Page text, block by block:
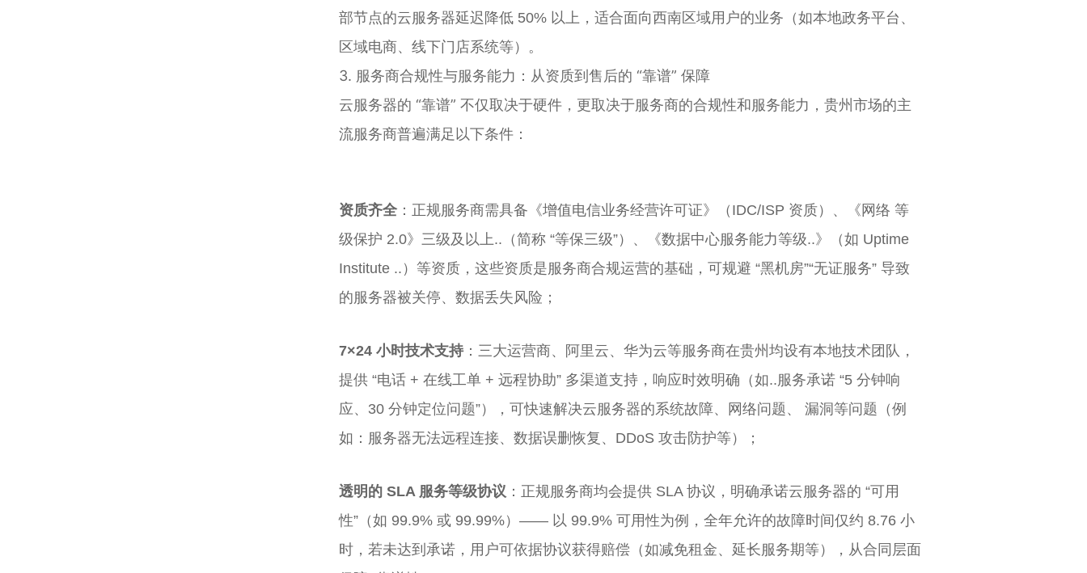
部节点的云服务器延迟降低 50% 以上，适合面向西南区域用户的业务（如本地政务平台、
区域电商、线下门店系统等）。
3. 服务商合规性与服务能力：从资质到售后的 “靠谱” 保障
云服务器的 “靠谱” 不仅取决于硬件，更取决于服务商的合规性和服务能力，贵州市场的主
流服务商普遍满足以下条件：
资质齐全 ：正规服务商需具备《增值电信业务经营许可证》（IDC/ISP 资质）、《网络 等
级保护 2.0》三级及以上..（简称 “等保三级”）、《数据中心服务能力等级..》（如 Uptime
Institute ..）等资质，这些资质是服务商合规运营的基础，可规避 “黑机房”“无证服务” 导致
的服务器被关停、数据丢失风险；
7×24 小时技术支持：三大运营商、阿里云、华为云等服务商在贵州均设有本地技术团队，
提供 “电话 + 在线工单 + 远程协助” 多渠道支持，响应时效明确（如..服务承诺 “5 分钟响
应、30 分钟定位问题”），可快速解决云服务器的系统故障、网络问题、 漏洞等问题（例
如：服务器无法远程连接、数据误删恢复、DDoS 攻击防护等）；
透明的 SLA 服务等级协议 ：正规服务商均会提供 SLA 协议，明确承诺云服务器的 “可用
性”（如 99.9% 或 99.99%）—— 以 99.9% 可用性为例，全年允许的故障时间仅约 8.76 小
时，若未达到承诺，用户可依据协议获得赔偿（如减免租金、延长服务期等），从合同层面